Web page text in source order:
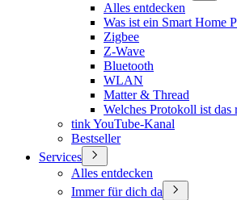
Alles entdecken
Was ist ein Smart Home
Zigbee
Z-Wave
Bluetooth
WLAN
Matter & Thread
Welches Protokoll ist
tink YouTube-Kanal
Bestseller
Services
Alles entdecken
Immer für dich da